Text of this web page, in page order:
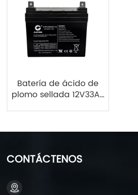
Batería de ácido de
plomo sellada 12V33Ah
CONTÁCTENOS